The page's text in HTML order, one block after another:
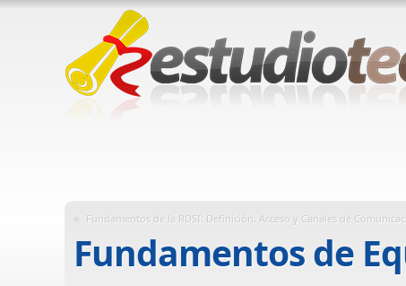
« Fundamentos de la RDSI: Definición, Acceso y Canales de
Fundamentos de